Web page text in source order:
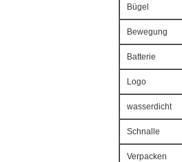
Bügel
Bewegung
Batterie
Logo
wasserdicht
Schnalle
Verpacken